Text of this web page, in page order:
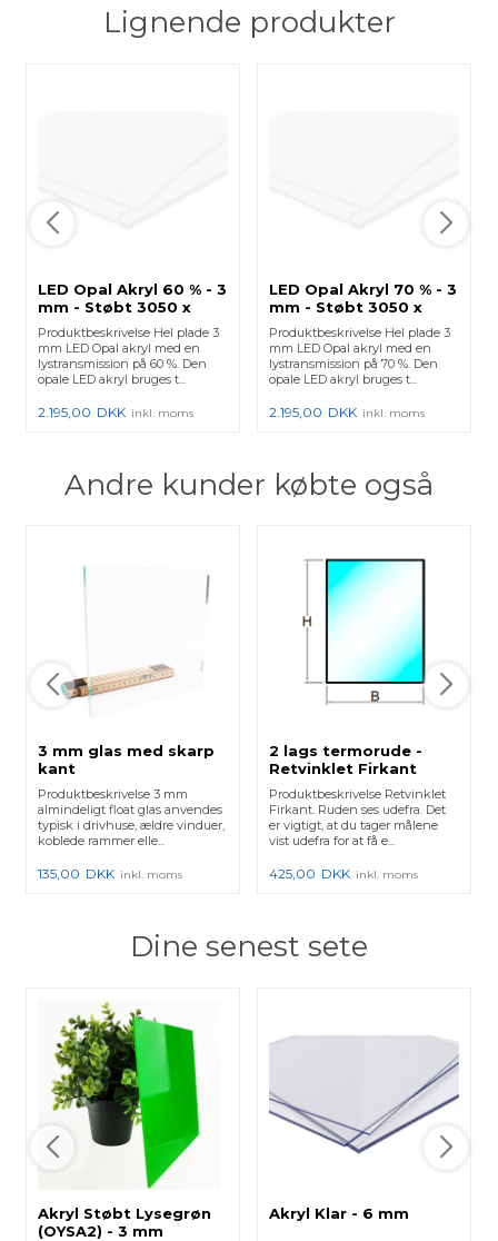
Lignende produkter
LED Opal Akryl 60 % - 3
mm - Støbt 3050 x
2050 mm
Produktbeskrivelse Hel plade 3
mm LED Opal akryl med en
lystransmission på 60 %. Den
opale LED akryl bruges t...
2.195,00 DKK inkl. moms
LED Opal Akryl 70 % - 3
mm - Støbt 3050 x
2050 mm
Produktbeskrivelse Hel plade 3
mm LED Opal akryl med en
lystransmission på 70 %. Den
opale LED akryl bruges t...
2.195,00 DKK inkl. moms
Andre kunder købte også
3 mm glas med skarp
kant
Produktbeskrivelse 3 mm
almindeligt float glas anvendes
typisk i drivhuse, ældre vinduer,
koblede rammer elle...
135,00 DKK inkl. moms
2 lags termorude -
Retvinklet Firkant
Produktbeskrivelse Retvinklet
Firkant. Ruden ses udefra. Det
er vigtigt, at du tager målene
vist udefra for at få e...
425,00 DKK inkl. moms
Dine senest sete
Akryl Støbt Lysegrøn
(OYSA2) - 3 mm
Akryl Klar - 6 mm